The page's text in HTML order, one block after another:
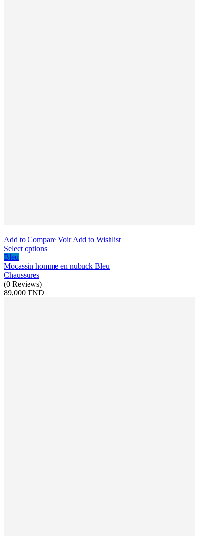
Add to Compare VoirAdd to Wishlist
Select options
Bleu
Mocassin homme en nubuck Bleu
Chaussures
(0 Reviews)
89,000 TND